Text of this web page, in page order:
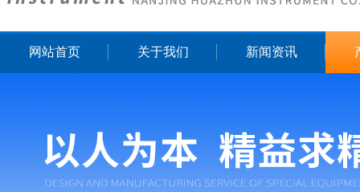
网站首页 关于我们 新闻资讯